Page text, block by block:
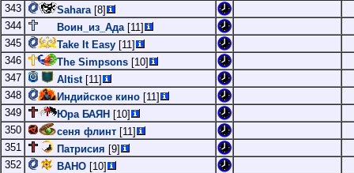
343
Sahara[8]
344
Воин_из_Ада[11]
345
Take It Easy [11]
346
The Simpsons [10]
347
Altist[11]
348
Индийское кино [11]
349
Юра БАЯН [10]
350
сеня флинт [11]
351
Патрисия [9]
352
BAHO [10]